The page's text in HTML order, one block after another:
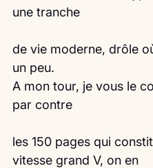
une tranche
de vie moderne, drôle
un peu.
A mon tour, je vous le
par contre
les 150 pages qui
vitesse grand V, on en